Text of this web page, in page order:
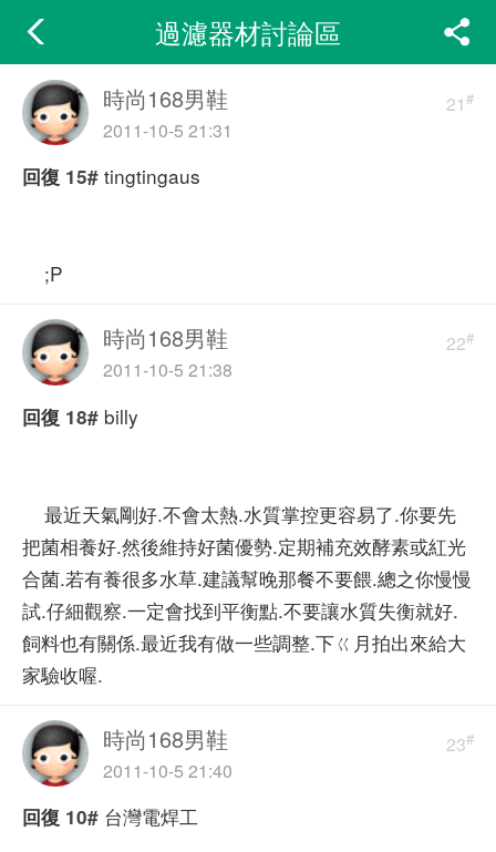
過濾器材討論區
21#
時尚168男鞋
2011-10-5 21:31
回復 15# tingtingaus
;P
22#
時尚168男鞋
2011-10-5 21:38
回復 18# billy
最近天氣剛好.不會太熱.水質掌控更容易了.你要先
把菌相養好.然後維持好菌優勢.定期補充效酵素或紅光
合菌.若有養很多水草.建議幫晚那餐不要餵.總之你慢慢
試.仔細觀察.一定會找到平衡點.不要讓水質失衡就好.
飼料也有關係.最近我有做一些調整.下ㄍ月拍出來給大
家驗收喔.
23#
時尚168男鞋
2011-10-5 21:40
回復 10# 台灣電焊工